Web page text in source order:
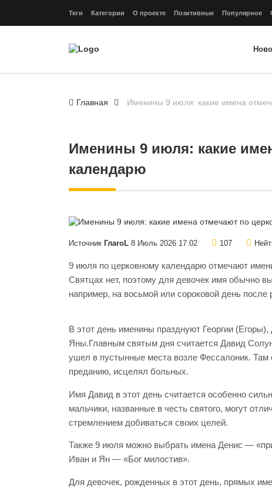
Теги Категории О проекте Позитивные Популярное
Главная Именины 9 июля: какие имена
Именины 9 июля: какие
календарю
Источник ГлагоL 8 Июль 2026 17:02 107
9 июля по церковному календарю отмечают
Святцах нет, поэтому для девочек имя
например, на восьмой или сороковой день
В этот день именины празднуют Георгии
Яны.Главным святым дня считается Давид
ушел в пустынные места возле Фессалоник.
преданию, исцелял больных.
Имя Давид в этот день считается особенно
мальчики, названные в честь святого, могут
стремлением добиваться своих целей.
Также 9 июля можно выбрать имена Денис —
Иван и Ян — «Бог милостив».
Для девочек, рожденных в этот день, прямых